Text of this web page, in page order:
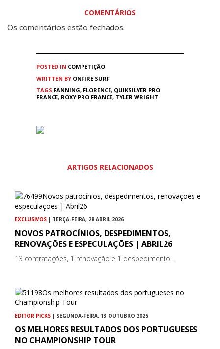
COMENTÁRIOS
Os comentários estão fechados.
POSTED IN COMPETIÇÃO
WRITTEN BY ONFIRE SURF
TAGS FANNING, FLORENCE, QUIKSILVER PRO
FRANCE, ROXY PRO FRANCE, TYLER WRIGHT
ARTIGOS RELACIONADOS
EXCLUSIVOS | TERÇA-FEIRA, 28 ABRIL 2026
NOVOS PATROCÍNIOS, DESPEDIMENTOS,
RENOVAÇÕES E ESPECULAÇÕES | ABRIL26
13 contratações, 1 renovação e 1 despedimento...
EDITOR PICKS | SEGUNDA-FEIRA, 13 OUTUBRO 2025
OS MELHORES RESULTADOS DOS PORTUGUESES
NO CHAMPIONSHIP TOUR